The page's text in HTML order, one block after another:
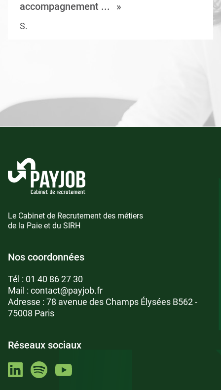
accompagnement ...
S.
Le Cabinet de Recrutement des métiers
de la Paie et du SIRH
Nos coordonnées
Tél : 01 40 86 27 30
Mail : contact@payjob.fr
Adresse : 78 avenue des Champs Élysées B562 -
75008 Paris
Réseaux sociaux